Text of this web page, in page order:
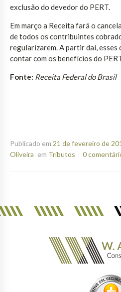
exclusão do devedor do PERT.
Em março a Receita fará o
de todos os contribuintes
regularizarem. A partir daí,
contar com os benefícios do
Fonte: Receita Federal do Brasil
Publicado em 21 de fevereiro de
Oliveira em Tributos 0